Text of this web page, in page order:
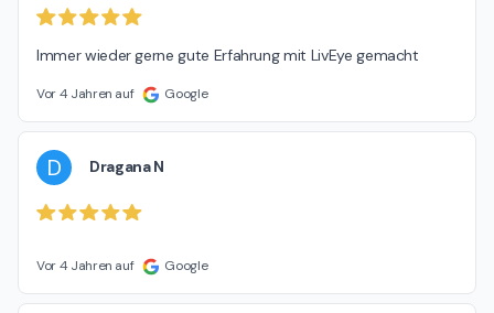
Immer wieder gerne gute Erfahrung mit LivEye gemacht
Vor 4 Jahren auf Google
D Dragana N
Vor 4 Jahren auf Google